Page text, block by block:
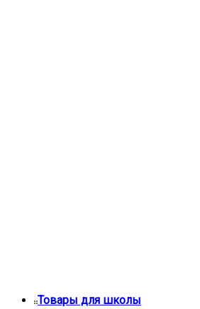
Товары для школы